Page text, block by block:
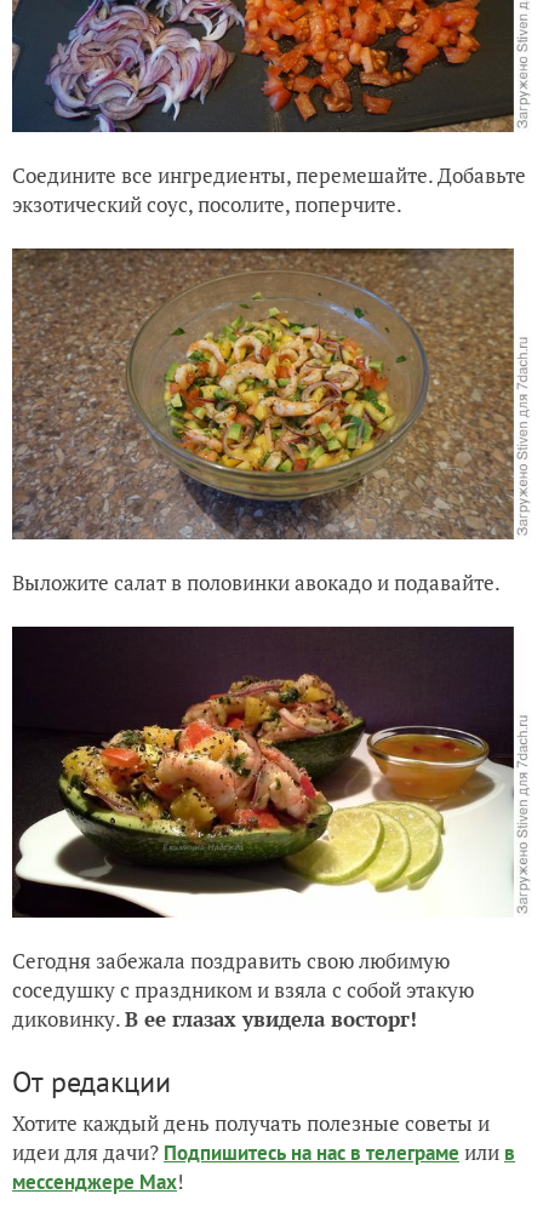
Соедините все ингредиенты, перемешайте. Добавьте
экзотический соус, посолите, поперчите.
Выложите салат в половинки авокадо и подавайте.
Сегодня забежала поздравить свою любимую
соседушку с праздником и взяла с собой этакую
диковинку.В ее глазах увидела восторг!
От редакции
Хотите каждый день получать полезные советы и
идеи для дачи? Подпишитесь на нас в телеграме или в
мессенджере Max!